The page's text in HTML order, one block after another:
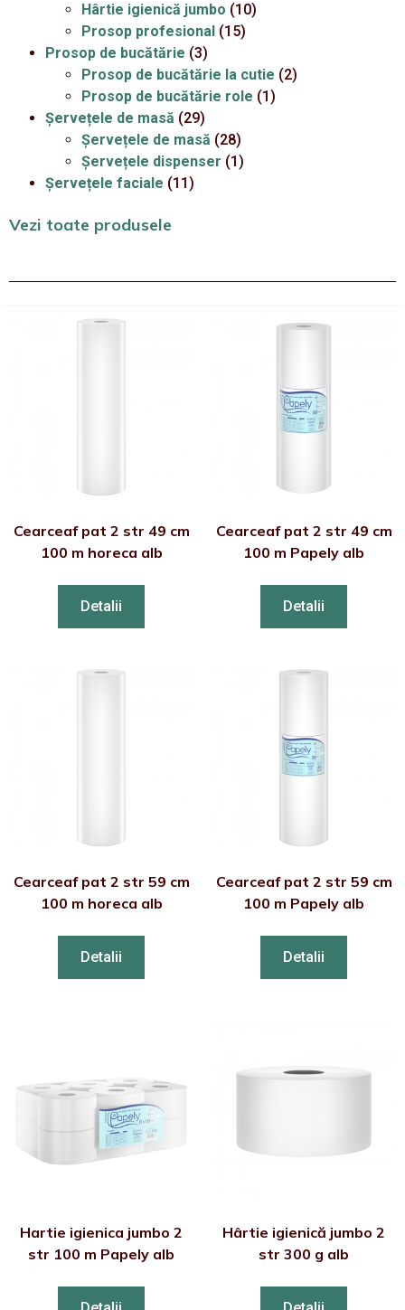
Hârtie igienică jumbo (10)
Prosop profesional (15)
Prosop de bucătărie (3)
Prosop de bucătărie la cutie (2)
Prosop de bucătărie role (1)
Șervețele de masă (29)
Șervețele de masă (28)
Șervețele dispenser (1)
Șervețele faciale (11)
Vezi toate produsele
Cearceaf pat 2 str 49 cm
100 m horeca alb
Detalii
Cearceaf pat 2 str 49 cm
100 m Papely alb
Detalii
Cearceaf pat 2 str 59 cm
100 m horeca alb
Detalii
Cearceaf pat 2 str 59 cm
100 m Papely alb
Detalii
Hartie igienica jumbo 2
str 100 m Papely alb
Hârtie igienică jumbo 2
str 300 g alb